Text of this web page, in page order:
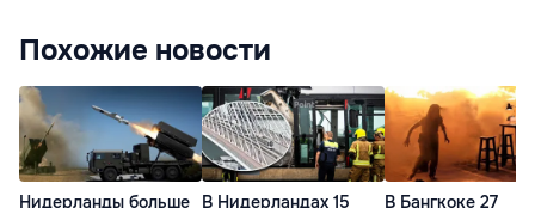
Похожие новости
Нидерланды больше
В Нидерландах 15
В Бангкоке 27